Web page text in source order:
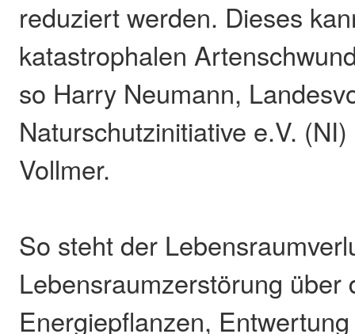
reduziert werden. Dieses
katastrophalen
so Harry Neumann,
Naturschutzinitiative e.V.
Vollmer.
So steht der
Lebensraumzerstörung über
Energiepflanzen,